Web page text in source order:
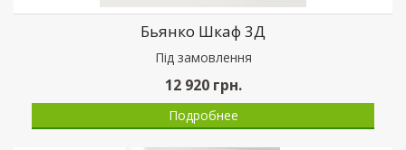
Бьянко Шкаф 3Д
Пiд замовлення
12 920грн.
Подробнее